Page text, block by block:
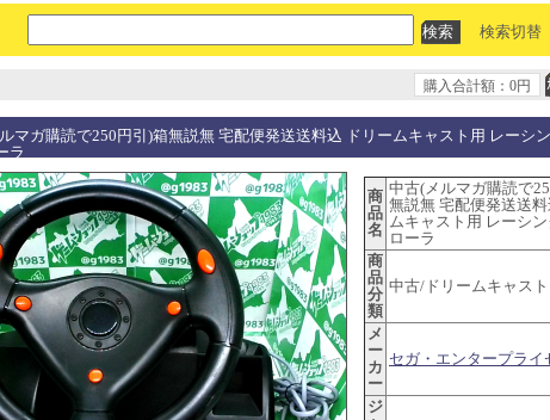
検索切替
購入合計額：0円
マガ購読で250円引)箱無説無 宅配便発送送料込 ドリームキャスト用 レーシ
ラ
商
品
名
中古(メルマガ購読で
無説無 宅配便発送送
ムキャスト用 レーシン
ローラ
商
品
分
類
中古/ドリームキャスト
メ
ー
カ
ー
セガ・エンタープライ
ジ